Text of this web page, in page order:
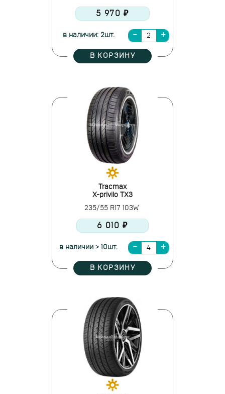
5 970 ₽
в наличии: 2шт.
В КОРЗИНУ
Tracmax
X-privilo TX3
235/55 R17 103W
6 010 ₽
в наличии > 10шт.
В КОРЗИНУ